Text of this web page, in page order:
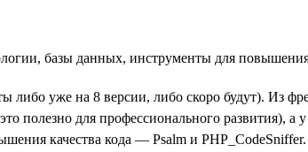
базы данных, инструменты для
либо уже на 8 версии, либо скоро будут). Из
полезно для профессионального развития),
качества кода — Psalm и